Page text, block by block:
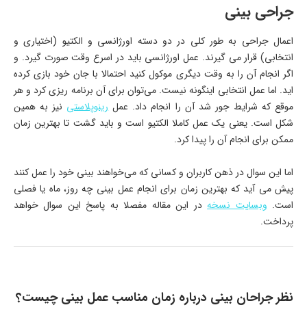
جراحی بینی
اعمال جراحی به طور کلی در دو دسته اورژانسی و الکتیو (اختیاری و
انتخابی) قرار می گیرند. عمل اورژانسی باید در اسرع وقت صورت گیرد. و
اگر انجام آن را به وقت دیگری موکول کنید احتمالا با جان خود بازی کرده
اید. اما عمل انتخابی اینگونه نیست. می‌توان برای آن برنامه ریزی کرد و هر
موقع که شرایط جور شد آن را انجام داد. عملرینوپلاستی نیز به همین
شکل است. یعنی یک عمل کاملا الکتیو است و باید گشت تا بهترین زمان
ممکن برای انجام آن را پیدا کرد.
اما این سوال در ذهن کاربران و کسانی که می‌خواهند بینی خود را عمل کنند
پیش می آید که بهترین زمان برای انجام عمل بینی چه روز، ماه یا فصلی
است.وبسایت نسخهدر این مقاله مفصلا به پاسخ این سوال خواهد
پرداخت.
نظر جراحان بینی درباره زمان مناسب عمل بینی چیست؟